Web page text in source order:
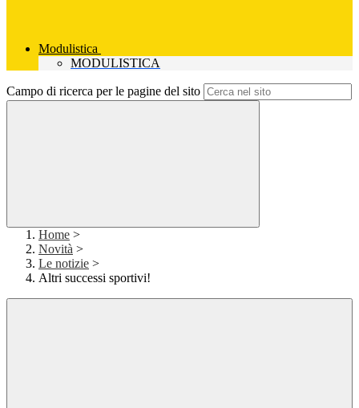
Modulistica
MODULISTICA
Campo di ricerca per le pagine del sito
Home >
Novità >
Le notizie >
Altri successi sportivi!